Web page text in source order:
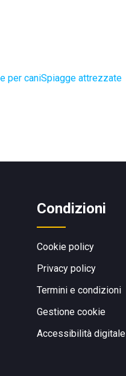
per caniSpiagge attrezzate
Condizioni
Cookie policy
Privacy policy
Termini e condizioni
Gestione cookie
Accessibilità digitale